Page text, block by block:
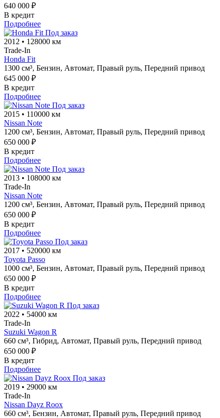
640 000 ₽
В кредит
Подробнее
Под заказ
2012 • 128000 км
Trade-In
Honda Fit
1300 см³, Бензин, Автомат, Правый руль, Передний привод
645 000 ₽
В кредит
Подробнее
Под заказ
2015 • 110000 км
Nissan Note
1200 см³, Бензин, Автомат, Правый руль, Передний привод
650 000 ₽
В кредит
Подробнее
Под заказ
2013 • 108000 км
Trade-In
Nissan Note
1200 см³, Бензин, Автомат, Правый руль, Передний привод
650 000 ₽
В кредит
Подробнее
Под заказ
2017 • 520000 км
Toyota Passo
1000 см³, Бензин, Автомат, Правый руль, Передний привод
650 000 ₽
В кредит
Подробнее
Под заказ
2022 • 54000 км
Trade-In
Suzuki Wagon R
660 см³, Гибрид, Автомат, Правый руль, Передний привод
650 000 ₽
В кредит
Подробнее
Под заказ
2019 • 29000 км
Trade-In
Nissan Dayz Roox
660 см³, Бензин, Автомат, Правый руль, Передний привод